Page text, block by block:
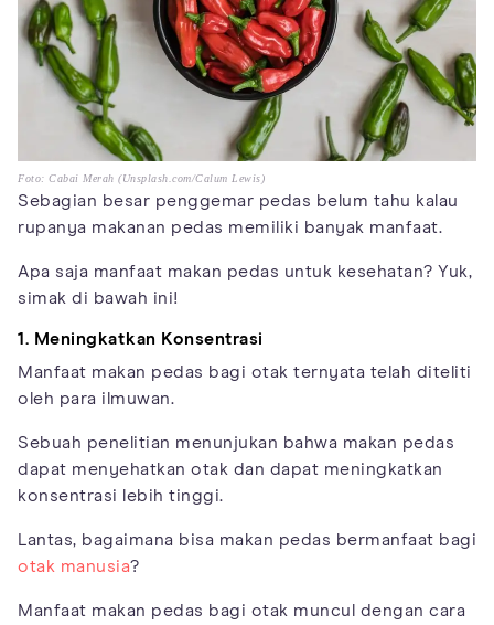
Foto: Cabai Merah (Unsplash.com/Calum Lewis)
Sebagian besar penggemar pedas belum tahu kalau
rupanya makanan pedas memiliki banyak manfaat.
Apa saja manfaat makan pedas untuk kesehatan? Yuk,
simak di bawah ini!
1. Meningkatkan Konsentrasi
Manfaat makan pedas bagi otak ternyata telah diteliti
oleh para ilmuwan.
Sebuah penelitian menunjukan bahwa makan pedas
dapat menyehatkan otak dan dapat meningkatkan
konsentrasi lebih tinggi.
Lantas, bagaimana bisa makan pedas bermanfaat bagi
otak manusia?
Manfaat makan pedas bagi otak muncul dengan cara